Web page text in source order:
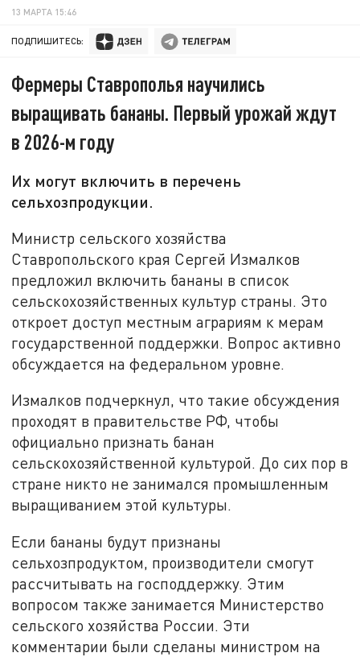
13 МАРТА 15:46
ПОДПИШИТЕСЬ:
Фермеры Ставрополья научились
выращивать бананы. Первый урожай ждут
в 2026-м году
Их могут включить в перечень
сельхозпродукции.
Министр сельского хозяйства
Ставропольского края Сергей Измалков
предложил включить бананы в список
сельскохозяйственных культур страны. Это
откроет доступ местным аграриям к мерам
государственной поддержки. Вопрос активно
обсуждается на федеральном уровне.
Измалков подчеркнул, что такие обсуждения
проходят в правительстве РФ, чтобы
официально признать банан
сельскохозяйственной культурой. До сих пор в
стране никто не занимался промышленным
выращиванием этой культуры.
Если бананы будут признаны
сельхозпродуктом, производители смогут
рассчитывать на господдержку. Этим
вопросом также занимается Министерство
сельского хозяйства России. Эти
комментарии были сделаны министром на